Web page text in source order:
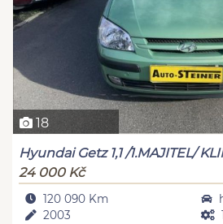
18
Hyundai Getz 1,1 /1.MAJITEL/
24 000 Kč
120 090 Km
2003